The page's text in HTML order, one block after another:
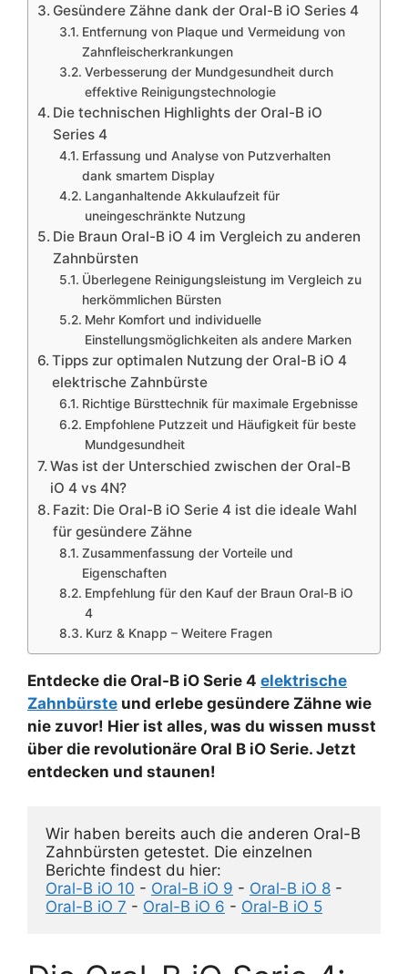
Gesündere Zähne dank der Oral-B iO Series 4
Entfernung von Plaque und Vermeidung von
Zahnfleischerkrankungen
Verbesserung der Mundgesundheit durch
effektive Reinigungstechnologie
Die technischen Highlights der Oral-B iO
Series 4
Erfassung und Analyse von Putzverhalten
dank smartem Display
Langanhaltende Akkulaufzeit für
uneingeschränkte Nutzung
Die Braun Oral-B iO 4 im Vergleich zu anderen
Zahnbürsten
Überlegene Reinigungsleistung im Vergleich zu
herkömmlichen Bürsten
Mehr Komfort und individuelle
Einstellungsmöglichkeiten als andere Marken
Tipps zur optimalen Nutzung der Oral-B iO 4
elektrische Zahnbürste
Richtige Bürsttechnik für maximale Ergebnisse
Empfohlene Putzzeit und Häufigkeit für beste
Mundgesundheit
Was ist der Unterschied zwischen der Oral-B
iO 4 vs 4N?
Fazit: Die Oral-B iO Serie 4 ist die ideale Wahl
für gesündere Zähne
Zusammenfassung der Vorteile und
Eigenschaften
Empfehlung für den Kauf der Braun Oral-B iO
4
Kurz & Knapp – Weitere Fragen
Entdecke die Oral-B iO Serie 4 elektrische
Zahnbürste und erlebe gesündere Zähne wie
nie zuvor! Hier ist alles, was du wissen musst
über die revolutionäre Oral B iO Serie. Jetzt
entdecken und staunen!
Wir haben bereits auch die anderen Oral-B
Zahnbürsten getestet. Die einzelnen
Oral-B iO 10 - Oral-B iO 9 - Oral-B iO 8
Oral-B iO 7 - Oral-B iO 6 - Oral-B iO 5